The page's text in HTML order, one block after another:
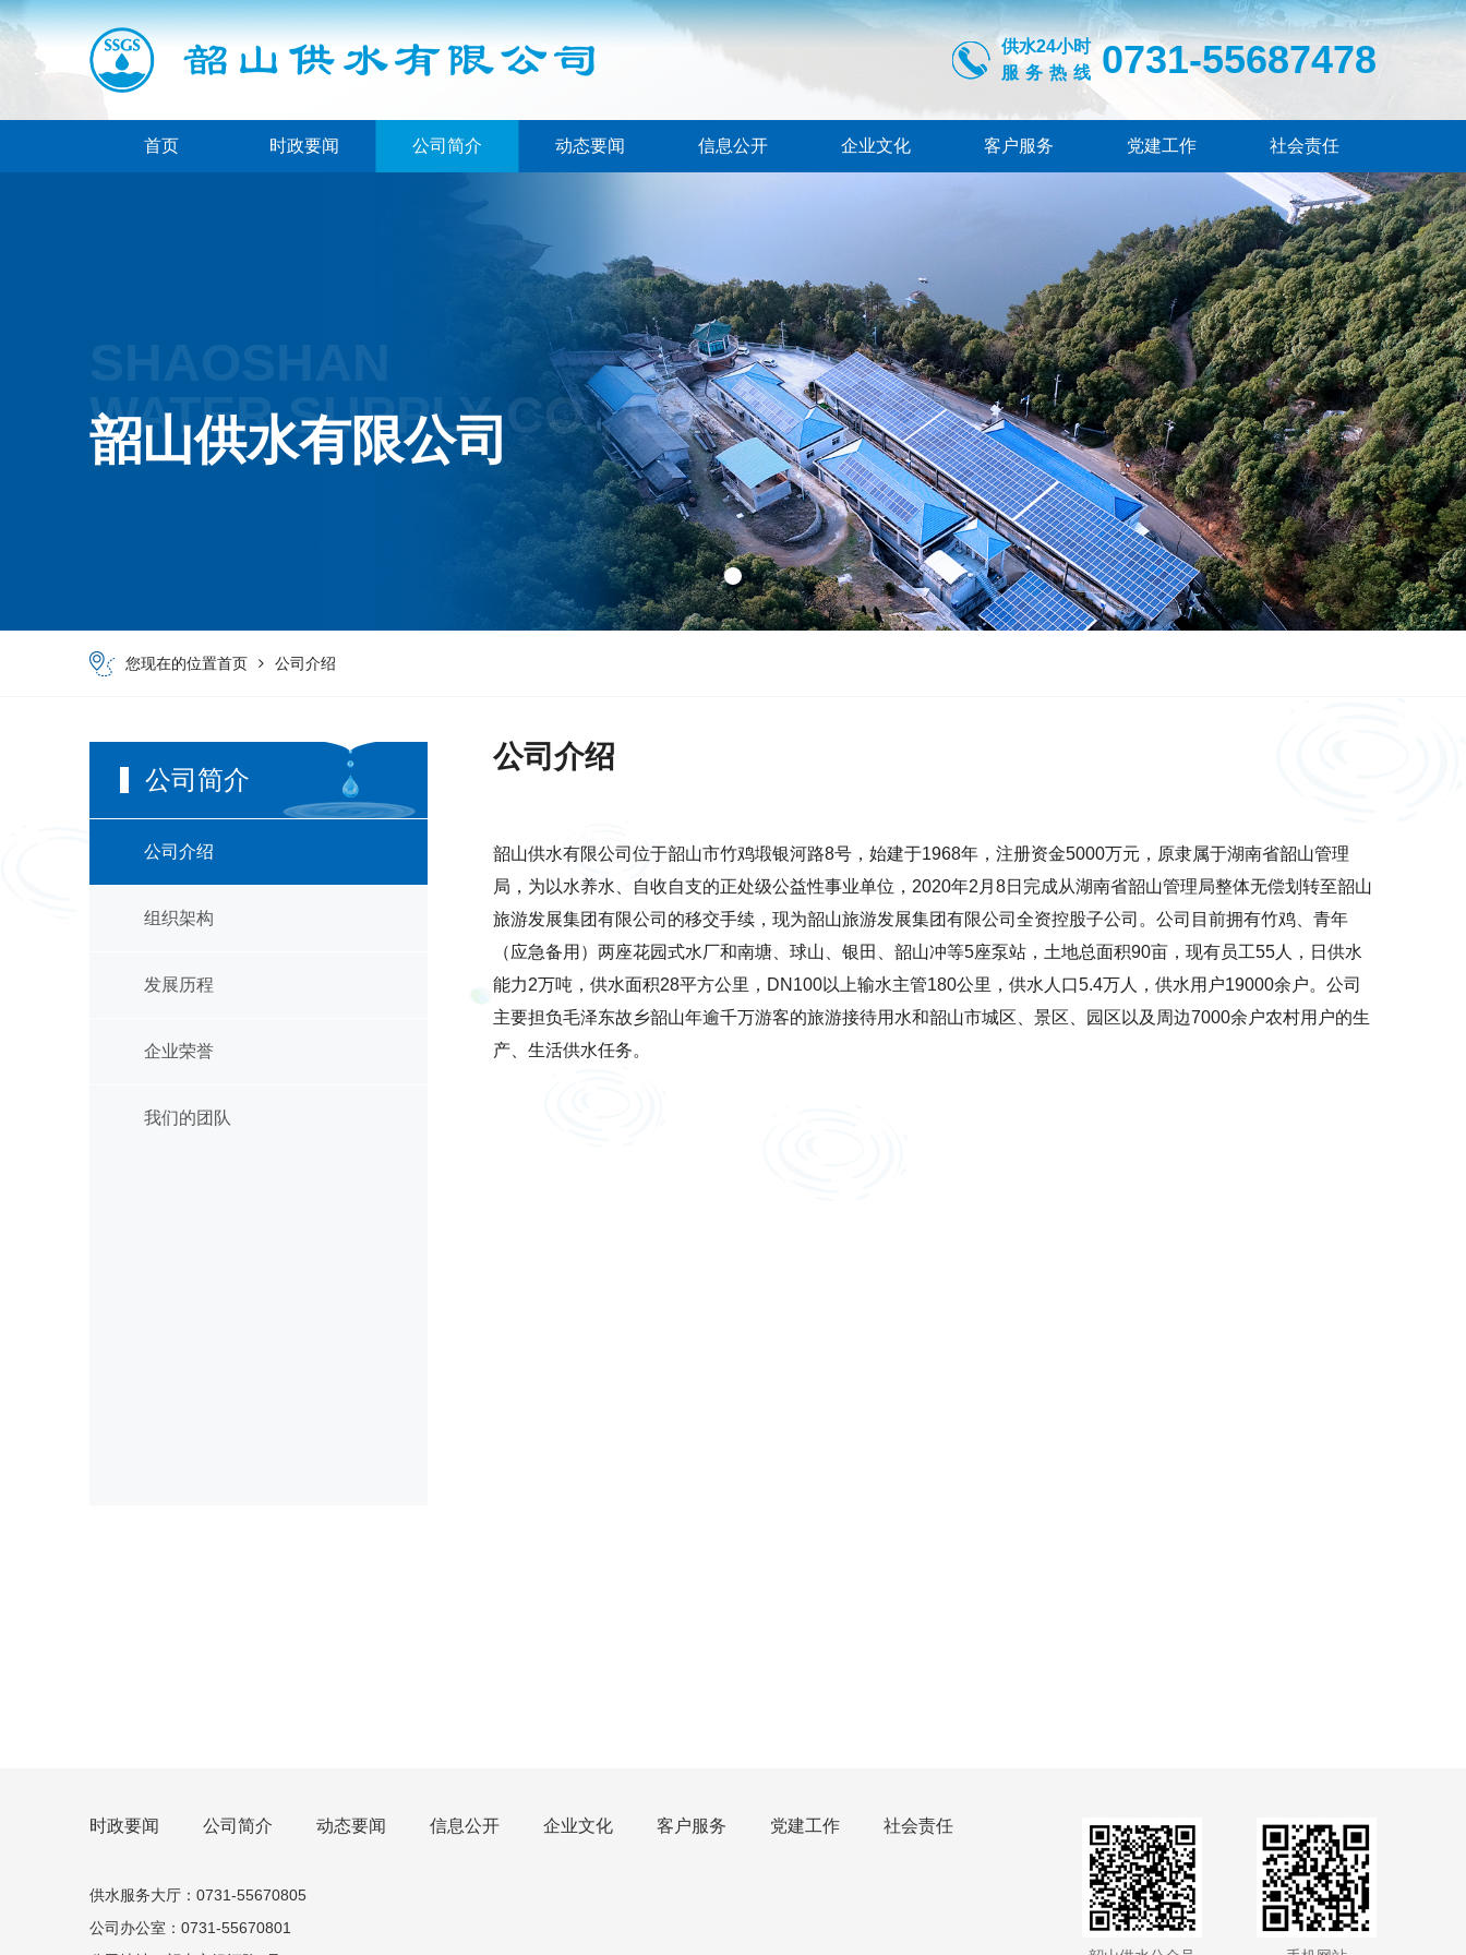
供水24小时
服务热线
0731-55687478
首页 时政要闻 公司简介 动态要闻 信息公开 企业文化 客户服务 党建工作 社会责任
WATER SUPPLY CO., LTD
韶山供水有限公司
您现在的位置首页 公司介绍
公司简介
公司介绍
组织架构
发展历程
企业荣誉
我们的团队
公司介绍
韶山供水有限公司位于韶山市竹鸡塅银河路8号，始建于1968年，注册资金5000万元，原隶属于湖南省韶山管理
局，为以水养水、自收自支的正处级公益性事业单位，2020年2月8日完成从湖南省韶山管理局整体无偿划转至韶山
旅游发展集团有限公司的移交手续，现为韶山旅游发展集团有限公司全资控股子公司。公司目前拥有竹鸡、青年
（应急备用）两座花园式水厂和南塘、球山、银田、韶山冲等5座泵站，土地总面积90亩，现有员工55人，日供水
能力2万吨，供水面积28平方公里，DN100以上输水主管180公里，供水人口5.4万人，供水用户19000余户。公司
主要担负毛泽东故乡韶山年逾千万游客的旅游接待用水和韶山市城区、景区、园区以及周边7000余户农村用户的生
产、生活供水任务。
时政要闻 公司简介 动态要闻 信息公开 企业文化 客户服务 党建工作 社会责任
供水服务大厅：0731-55670805
公司办公室：0731-55670801